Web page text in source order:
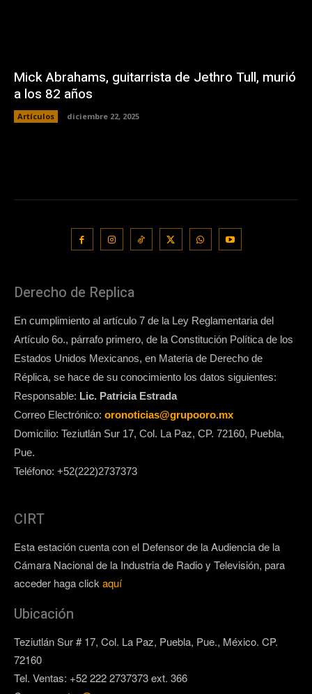
Mick Abrahams, guitarrista de Jethro Tull, murió
a los 82 años
Artículos diciembre 22, 2025
Derecho de Replica
En cumplimiento al artículo 7 de la Ley Reglamentaria del
Artículo 6o., párrafo primero, de la Constitución Política de los
Estados Unidos Mexicanos, en Materia de Derecho de
Réplica, se hace de su conocimiento los datos siguientes:
Responsable: Lic. Patricia Estrada
Correo Electrónico: oronoticias@grupooro.mx
Domicilio: Teziutlán Sur 17, Col. La Paz, CP. 72160, Puebla,
Pue.
Teléfono: +52(222)2737373
CIRT
Esta estación cuenta con el Defensor de la Audiencia de la
Cámara Nacional de la Industria de Radio y Televisión, para
acceder haga clickaquí
Ubicación
Teziutlán Sur # 17, Col. La Paz, Puebla, Pue., México. CP.
72160
Tel. Ventas: +52 222 2737373 ext. 366